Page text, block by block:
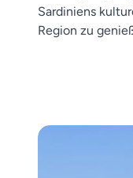
Sardiniens
Region zu